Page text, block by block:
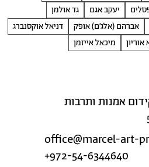
יעקב אגם
גד אולמן
אברהם (אלג׳ם) אופק
דניאל אוקסנברג
אוריון מיכאל אייזמן
אמנות ותרבות
office@marcel-art-
+972-54-6344640